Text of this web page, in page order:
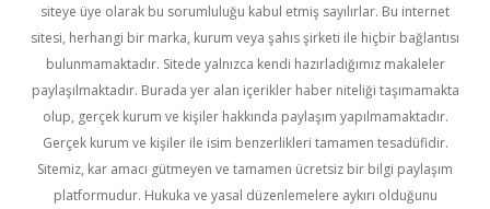
siteye üye olarak bu sorumluluğu kabul etmiş sayılırlar. Bu internet
sitesi, herhangi bir marka, kurum veya şahıs şirketi ile hiçbir bağlantısı
bulunmamaktadır. Sitede yalnızca kendi hazırladığımız makaleler
paylaşılmaktadır. Burada yer alan içerikler haber niteliği taşımamakta
olup, gerçek kurum ve kişiler hakkında paylaşım yapılmamaktadır.
Gerçek kurum ve kişiler ile isim benzerlikleri tamamen tesadüfidir.
Sitemiz, kar amacı gütmeyen ve tamamen ücretsiz bir bilgi paylaşım
platformudur. Hukuka ve yasal düzenlemelere aykırı olduğunu